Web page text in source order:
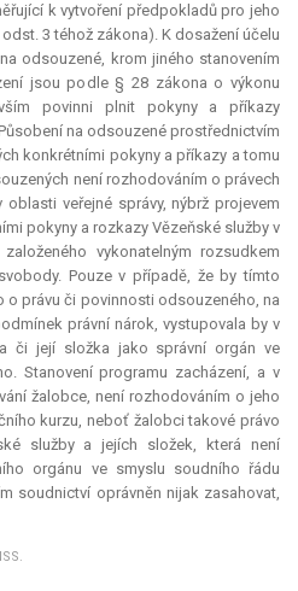
k vytvoření předpokladů pro jeho
3 téhož zákona). K dosažení účelu
odsouzené, krom jiného stanovením
jsou podle § 28 zákona o výkonu
povinni plnit pokyny a příkazy
na odsouzené prostřednictvím
konkrétními pokyny a příkazy a tomu
není rozhodováním o právech
veřejné správy, nýbrž projevem
pokyny a rozkazy Vězeňské služby v
vykonatelným rozsudkem
Pouze v případě, že by tímto
o právu či povinnosti odsouzeného, na
právní nárok, vystupovala by v
či její složka jako správní orgán ve
Stanovení programu zacházení, a v
žalobce, není rozhodováním o jeho
kurzu, neboť žalobci takové právo
služby a jejích složek, která není
orgánu ve smyslu soudního řádu
soudnictví oprávněn nijak zasahovat,